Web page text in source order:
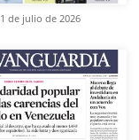
1 de julio de 2026